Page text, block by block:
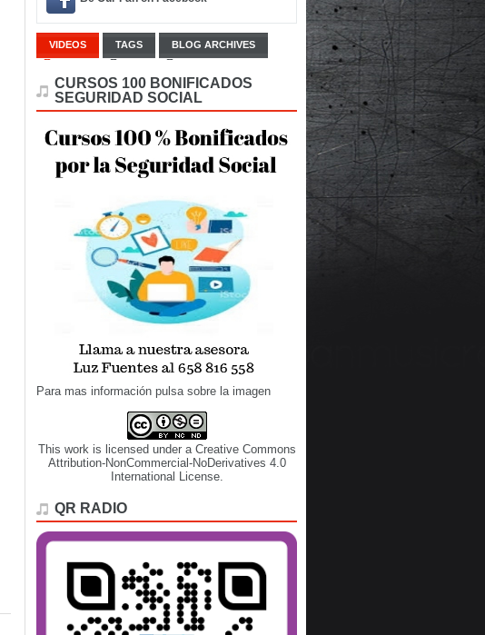
VIDEOS TAGS BLOG ARCHIVES
CURSOS 100 BONIFICADOS
SEGURIDAD SOCIAL
Para mas información pulsa sobre la imagen
This work is licensed under a Creative Commons
Attribution-NonCommercial-NoDerivatives 4.0
International License.
QR RADIO